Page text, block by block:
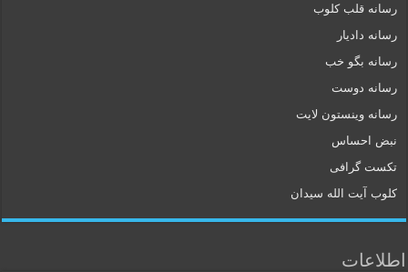
رسانه قلب کلوب
رسانه دادیار
رسانه بگو خب
رسانه دوست
رسانه وینستون لایت
نبض احساس
تکست گرافی
کلوب آیت الله سیدان
اطلاعات